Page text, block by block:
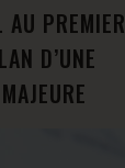
AU PREMIER
D’UNE